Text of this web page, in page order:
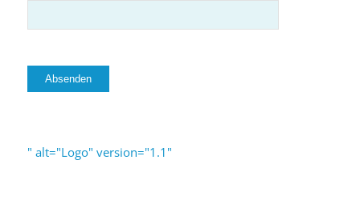
" alt="Logo" version="1.1"